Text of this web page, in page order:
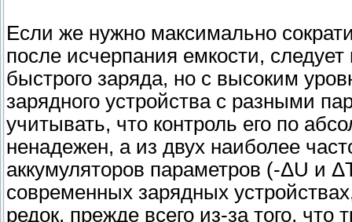
Если же нужно максимально
после исчерпания емкости,
быстрого заряда, но с высоким
зарядного устройства с разными
учитывать, что контроль его по
ненадежен, а из двух наиболее
аккумуляторов параметров (-ΔU и
современных зарядных
редок, прежде всего из-за того, что